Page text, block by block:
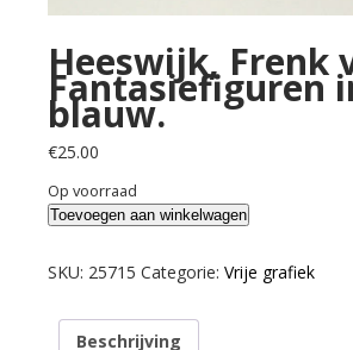
Heeswijk, Frenk
Fantasiefiguren
blauw.
€25.00
Op voorraad
Heeswijk,
van.
in
Toevoegen aan winkelwagen
SKU: 25715 Categorie: Vrije grafiek
Beschrijving